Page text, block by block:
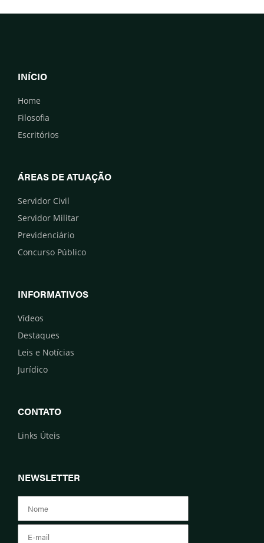
INÍCIO
Home
Filosofia
Escritórios
ÁREAS DE ATUAÇÃO
Servidor Civil
Servidor Militar
Previdenciário
Concurso Público
INFORMATIVOS
Vídeos
Destaques
Leis e Notícias
Jurídico
CONTATO
Links Úteis
NEWSLETTER